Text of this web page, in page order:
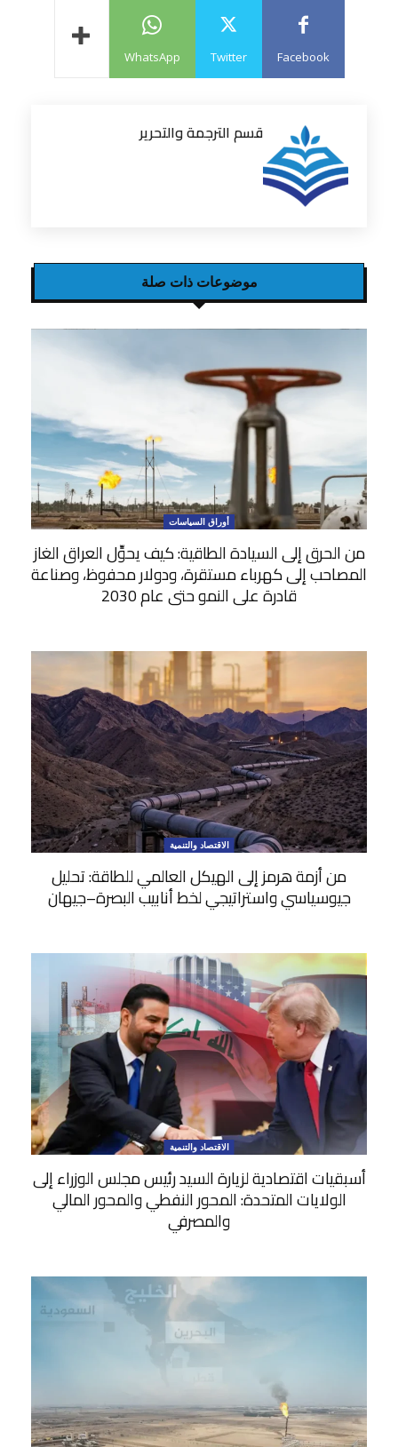
Facebook
Twitter
WhatsApp
قسم الترجمة والتحرير
موضوعات ذات صلة
أوراق السياسات
من الحرق إلى السيادة الطاقية: كيف يحوِّل العراق الغاز
المصاحب إلى كهرباء مستقرة، ودولار محفوظ، وصناعة
قادرة على النمو حتى عام 2030
الاقتصاد والتنمية
من أزمة هرمز إلى الهيكل العالمي للطاقة: تحليل
جيوسياسي واستراتيجي لخط أنابيب البصرة–جيهان
الاقتصاد والتنمية
أسبقيات اقتصادية لزيارة السيد رئيس مجلس الوزراء إلى
الولايات المتحدة: المحور النفطي والمحور المالي
والمصرفي